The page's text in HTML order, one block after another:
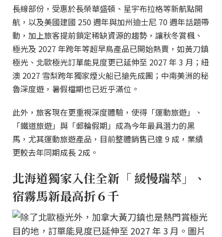
長線部份，受惠於長榮華盛頓、星宇布拉格等新航點開
航，以及美國建國 250 週年與加州迪士尼 70 週年話題帶
動，加上旅客提前鎖定稀缺資源的趨勢，讓秋冬賞楓、
極光及 2027 年跨年等超早鳥產品已開始熱賣，如黃刀鎮
極光、北歐極光訂單能見度更已延伸至 2027 年 3 月；紐
澳 2027 雪梨跨年獨家煙火船已搶先成團；中南美洲的秘
魯深度遊，暑假檔期也已近乎滿位。
此外，旅客現在更重視深度體驗，使得「運動旅遊」、
「鐵道旅遊」與「郵輪假期」成為今年最具潛力的黑
馬，尤其運動旅遊產品，目前整體銷售已達 9 成，業績
更較去年同期成長 2成。
北海道獨家入住全新「 緩慢瑞萃」、
宿霧馬新最高折６千